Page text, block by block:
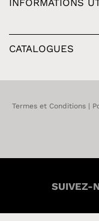
INFORMATIONS
CATALOGUES
Termes et Conditions
SUIVEZ-